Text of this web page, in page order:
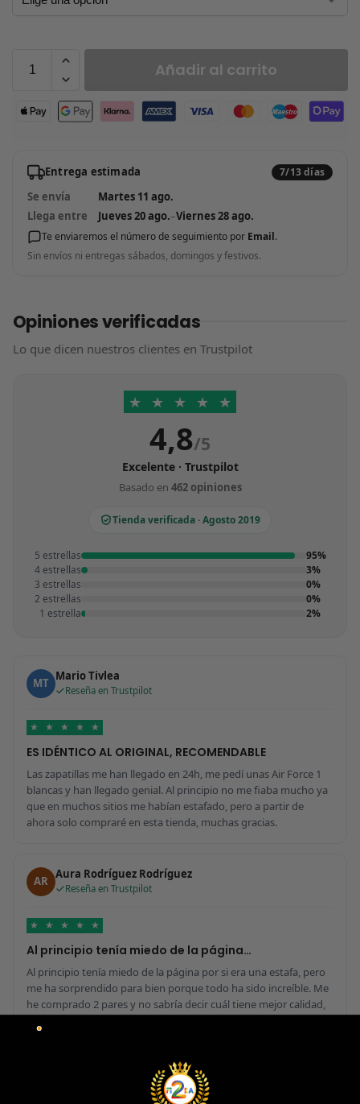
Añadir al carrito
Entrega estimada 7/13 días
Se envía
Martes 11 ago.
Llega entre
Jueves 20 ago.–Viernes 28 ago.
Te enviaremos el número de seguimiento por Email.
Sin envíos ni entregas sábados, domingos y festivos.
Opiniones verificadas
Lo que dicen nuestros clientes en Trustpilot
★ ★ ★ ★ ★
4,8/5
Excelente · Trustpilot
Basado en 462 opiniones
Tienda verificada · Agosto 2019
5 estrellas
95%
4 estrellas
3%
3 estrellas
0%
2 estrellas
0%
1 estrella
2%
MT Mario Tivlea
Reseña en Trustpilot
★ ★ ★ ★ ★
ES IDÉNTICO AL ORIGINAL, RECOMENDABLE
Las zapatillas me han llegado en 24h, me pedí unas Air Force 1
blancas y han llegado genial. Al principio no me fiaba mucho ya
que en muchos sitios me habían estafado, pero a partir de
ahora solo compraré en esta tienda, muchas gracias.
AR Aura Rodríguez Rodríguez
Reseña en Trustpilot
★ ★ ★ ★ ★
Al principio tenía miedo de la página…
Al principio tenía miedo de la página por si era una estafa, pero
me ha sorprendido para bien porque todo ha sido increíble. Me
he comprado 2 pares y no sabría decir cuál tiene mejor calidad,